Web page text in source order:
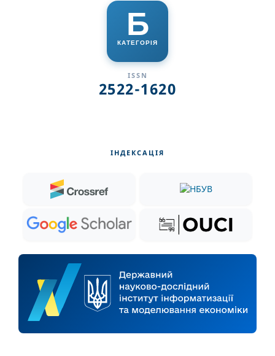
Б
КАТЕГОРІЯ
ISSN
2522-1620
ІНДЕКСАЦІЯ